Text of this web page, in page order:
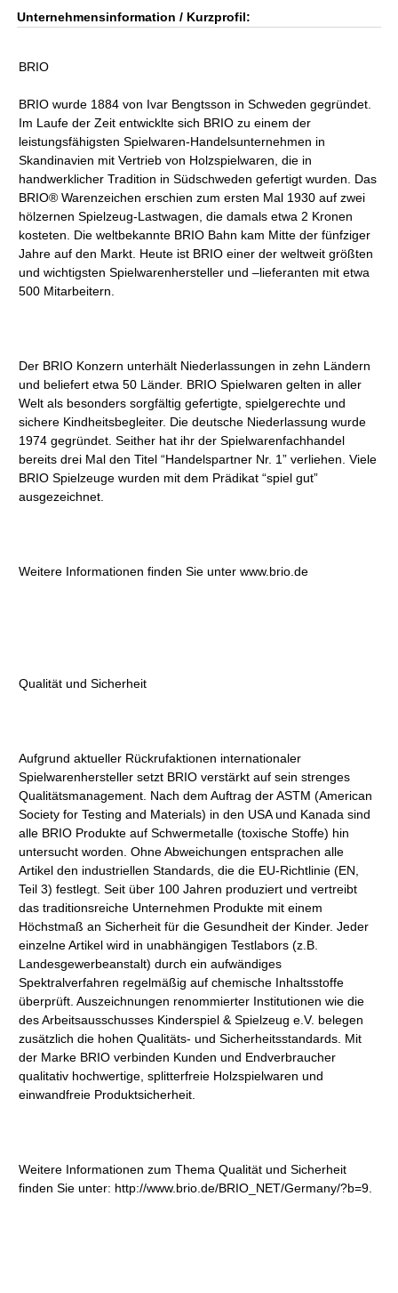
Unternehmensinformation / Kurzprofil:
BRIO
BRIO wurde 1884 von Ivar Bengtsson in Schweden gegründet.
Im Laufe der Zeit entwicklte sich BRIO zu einem der
leistungsfähigsten Spielwaren-Handelsunternehmen in
Skandinavien mit Vertrieb von Holzspielwaren, die in
handwerklicher Tradition in Südschweden gefertigt wurden. Das
BRIO® Warenzeichen erschien zum ersten Mal 1930 auf zwei
hölzernen Spielzeug-Lastwagen, die damals etwa 2 Kronen
kosteten. Die weltbekannte BRIO Bahn kam Mitte der fünfziger
Jahre auf den Markt. Heute ist BRIO einer der weltweit größten
und wichtigsten Spielwarenhersteller und –lieferanten mit etwa
500 Mitarbeitern.
Der BRIO Konzern unterhält Niederlassungen in zehn Ländern
und beliefert etwa 50 Länder. BRIO Spielwaren gelten in aller
Welt als besonders sorgfältig gefertigte, spielgerechte und
sichere Kindheitsbegleiter. Die deutsche Niederlassung wurde
1974 gegründet. Seither hat ihr der Spielwarenfachhandel
bereits drei Mal den Titel “Handelspartner Nr. 1” verliehen. Viele
BRIO Spielzeuge wurden mit dem Prädikat “spiel gut”
ausgezeichnet.
Weitere Informationen finden Sie unter www.brio.de
Qualität und Sicherheit
Aufgrund aktueller Rückrufaktionen internationaler
Spielwarenhersteller setzt BRIO verstärkt auf sein strenges
Qualitätsmanagement. Nach dem Auftrag der ASTM (American
Society for Testing and Materials) in den USA und Kanada sind
alle BRIO Produkte auf Schwermetalle (toxische Stoffe) hin
untersucht worden. Ohne Abweichungen entsprachen alle
Artikel den industriellen Standards, die die EU-Richtlinie (EN,
Teil 3) festlegt. Seit über 100 Jahren produziert und vertreibt
das traditionsreiche Unternehmen Produkte mit einem
Höchstmaß an Sicherheit für die Gesundheit der Kinder. Jeder
einzelne Artikel wird in unabhängigen Testlabors (z.B.
Landesgewerbeanstalt) durch ein aufwändiges
Spektralverfahren regelmäßig auf chemische Inhaltsstoffe
überprüft. Auszeichnungen renommierter Institutionen wie die
des Arbeitsausschusses Kinderspiel & Spielzeug e.V. belegen
zusätzlich die hohen Qualitäts- und Sicherheitsstandards. Mit
der Marke BRIO verbinden Kunden und Endverbraucher
qualitativ hochwertige, splitterfreie Holzspielwaren und
einwandfreie Produktsicherheit.
Weitere Informationen zum Thema Qualität und Sicherheit
finden Sie unter: http://www.brio.de/BRIO_NET/Germany/?b=9.